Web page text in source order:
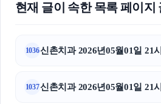
현재 글이 속한 목록 페이지
1036신촌치과 2026년05월01일 21
1037신촌치과 2026년05월01일 21